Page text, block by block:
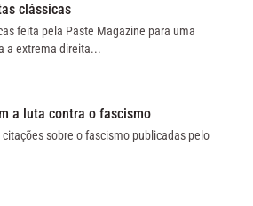
clássicas
feita pela Paste Magazine para uma
a extrema direita...
a luta contra o fascismo
sobre o fascismo publicadas pelo